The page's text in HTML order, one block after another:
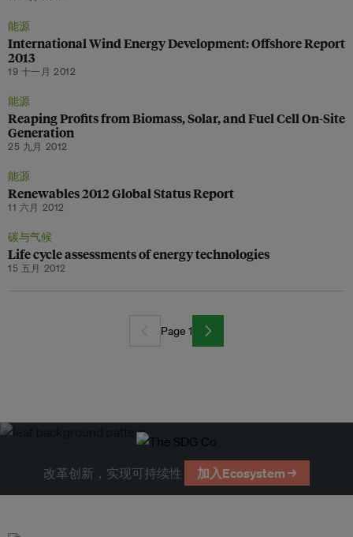
能源
International Wind Energy Development: Offshore Report
2013
19 十一月 2012
能源
Reaping Profits from Biomass, Solar, and Fuel Cell On-Site
Generation
25 九月 2012
能源
Renewables 2012 Global Status Report
11 六月 2012
碳与气候
Life cycle assessments of energy technologies
15 五月 2012
Page 1
改革创新，实现可持续性 加入Ecosystem →